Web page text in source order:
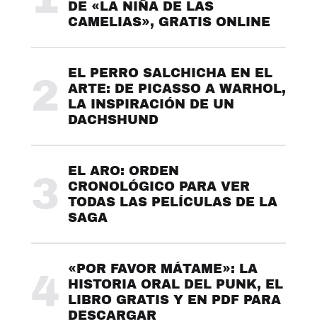
DE «LA NIÑA DE LAS
CAMELIAS», GRATIS ONLINE
2
EL PERRO SALCHICHA EN EL
ARTE: DE PICASSO A WARHOL,
LA INSPIRACIÓN DE UN
DACHSHUND
3
EL ARO: ORDEN
CRONOLÓGICO PARA VER
TODAS LAS PELÍCULAS DE LA
SAGA
4
«POR FAVOR MÁTAME»: LA
HISTORIA ORAL DEL PUNK, EL
LIBRO GRATIS Y EN PDF PARA
DESCARGAR